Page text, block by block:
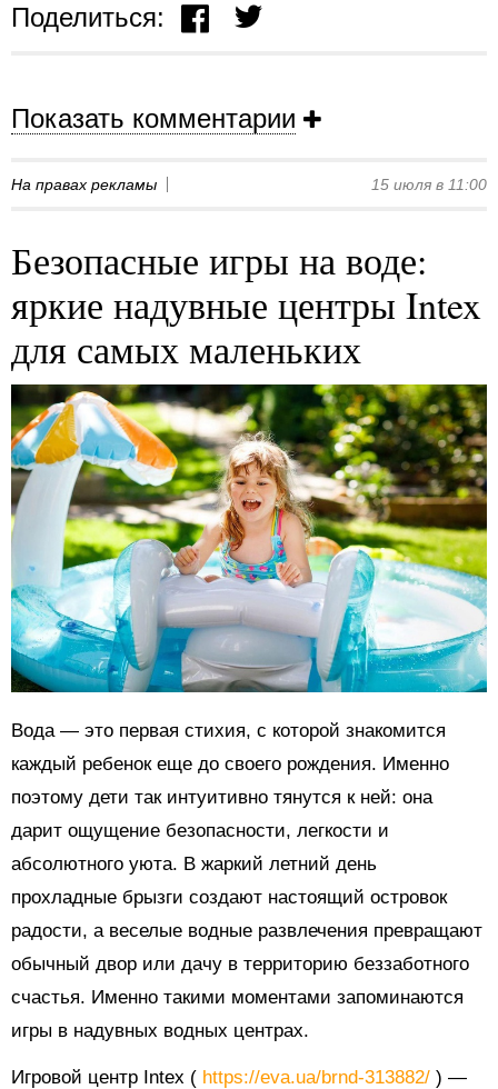
Поделиться:
Показать комментарии
На правах рекламы 15 июля в 11:00
Безопасные игры на воде:
яркие надувные центры Intex
для самых маленьких
Вода — это первая стихия, с которой знакомится
каждый ребенок еще до своего рождения. Именно
поэтому дети так интуитивно тянутся к ней: она
дарит ощущение безопасности, легкости и
абсолютного уюта. В жаркий летний день
прохладные брызги создают настоящий островок
радости, а веселые водные развлечения превращают
обычный двор или дачу в территорию беззаботного
счастья. Именно такими моментами запоминаются
игры в надувных водных центрах.
Игровой центр Intex ( https://eva.ua/brnd-313882/ ) —